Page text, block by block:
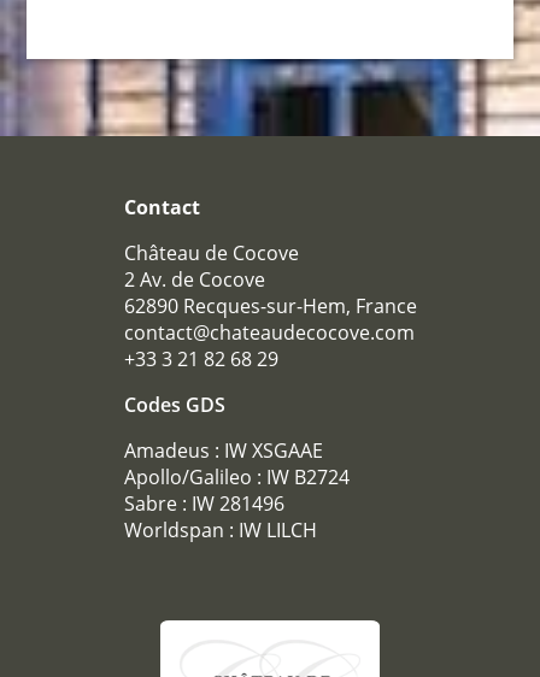
Contact
Château de Cocove
2 Av. de Cocove
62890 Recques-sur-Hem, France
contact@chateaudecocove.com
+33 3 21 82 68 29
Codes GDS
Amadeus : IW XSGAAE
Apollo/Galileo : IW B2724
Sabre : IW 281496
Worldspan : IW LILCH
CHAMBRES
CHAMBRES
PAVILLONS
RESTAURANT
CAVE À VIN
SÉMINAIRE
RÉCEPTIONS
TOURISME
GALERIE PHOTOS
OFFRES
ACCÈS
RECRUTEMENT
+33 3 21 82 68 29